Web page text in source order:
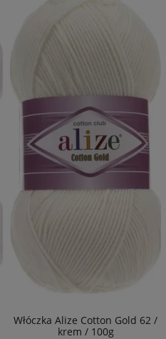
Włóczka Alize Cotton Gold 62 /
krem / 100g